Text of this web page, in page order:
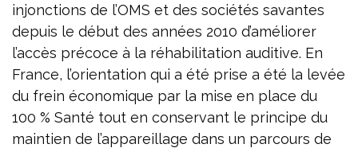
injonctions de l’OMS et des sociétés savantes
depuis le début des années 2010 d’améliorer
l’accès précoce à la réhabilitation auditive. En
France, l’orientation qui a été prise a été la levée
du frein économique par la mise en place du
100 % Santé tout en conservant le principe du
maintien de l’appareillage dans un parcours de